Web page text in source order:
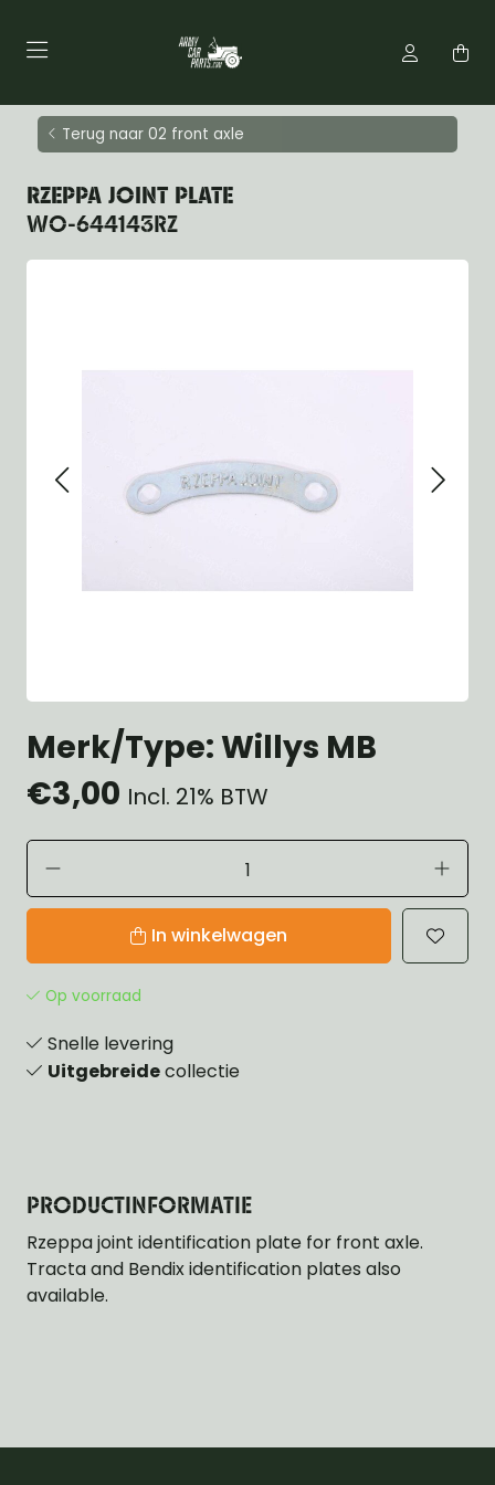
Terug naar 02 front axle
RZEPPA JOINT PLATE
WO-644143RZ
Merk/Type: Willys MB
€3,00 Incl. 21% BTW
In winkelwagen
Op voorraad
Snelle levering
Uitgebreidecollectie
PRODUCTINFORMATIE
Rzeppa joint identification plate for front axle.
Tracta and Bendix identification plates also
available.